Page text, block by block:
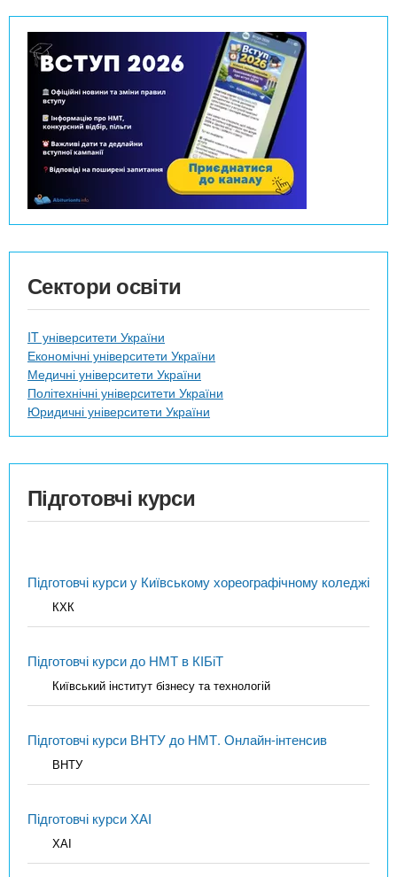
Сектори освіти
IT університети України
Економічні університети України
Медичні університети України
Політехнічні університети України
Юридичні університети України
Підготовчі курси
Підготовчі курси у Київському хореографічному коледжі
КХК
Підготовчі курси до НМТ в КІБіТ
Київський інститут бізнесу та технологій
Підготовчі курси ВНТУ до НМТ. Онлайн-інтенсив
ВНТУ
Підготовчі курси ХАІ
ХАІ